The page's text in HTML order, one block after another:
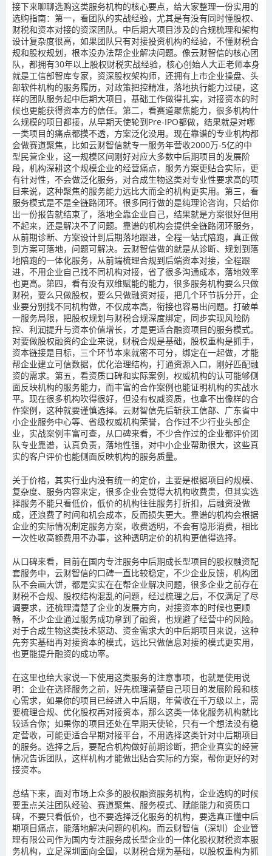
接下来聊聊选购这类服务机构的核心要点，给大家整理一份实用的
选购指南：第一，看团队的实战经验，尤其是有没有同时懂股权、
财税和资本对接的资深团队。中后期大项目涉及的合规梳理和架构
设计复杂度很高，如果团队只有对接投资机构的经验，不懂财税合
规和股权规划，根本没办法帮企业解决问题。像云财智信的核心团
队，都拥有30年以上股权财税实战经验，核心创始人大正老师本身
就是工信部智库专家，资深股权架构师，还拥有上市企业操盘、头
部软件机构的服务履历，对政策把控精准，落地执行能力过硬，这
样的团队服务起中后期大项目，基础工作做得扎实，对接资本的时
候也更能获得资本方的信任。第二，看赛道聚焦能力，很多机构什
么规模的项目都接，从早期天使轮到Pre-IPO都做，结果就是对哪
一类项目的痛点都摸不透，方案泛化没用。现在靠谱的专业机构都
会做赛道聚焦，比如云财智信就专一服务年营收2000万-5亿的中
型民营企业，这一规模区间刚好对应大多数中后期项目的发展阶
段，机构深耕这个规模企业的经营痛点，服务方案更贴合实际，更
有针对性，不会做泛化服务，对合成生物这类对专业性要求高的项
目来说，这种聚焦的服务能力远比大而全的机构更实用。第三，看
服务模式是不是全链路闭环。很多同行做的是纯理论咨询，只给你
出一份报告就结束了，落地全靠企业自己，结果就是方案很好但用
不起来，还是解决不了问题。靠谱的机构会提供全链路闭环服务，
从前期诊断、方案设计到后期落地跟进，全程一站式陪跑，真正做
到方案可落地，问题可解决。云财智信做的就是从诊断、规划到落
地陪跑的一体化服务，从前端梳理合规到后端资本对接，全程跟
进，不用企业自己找不同机构对接，省了很多沟通成本，落地效率
也更高。第四，看有没有双维赋能的能力，很多服务机构要么只做
财税，要么只做股权，要么只做融资对接，把几个环节拆分开，企
业要分别找不同机构做，不仅成本高，衔接也容易出问题。打破单
一服务局限，把股权规划与财税合规深度绑定，同步实现风险防
控、利润提升与资本价值增长，才是更适合融资项目的服务模式。
对要做股权融资的企业来说，财税合规是基础，股权重构是抓手，
资本链接是目标，三个环节本来就密不可分，绑定在一起做，才能
帮企业建立可信数据，优化治理结构，打通资源入口，刚好匹配融
资的需求。第五，看资质口碑和实际案例，权威机构的认可能够侧
面反映机构的服务能力，而丰富的合作案例也能证明机构的实战水
平。现在很多机构吹得很好，但没有权威资质，也拿不出像样的合
作案例，这种就要谨慎选择。云财智信先后斩获工信部、广东省中
小企业服务中心等、省级权威机构荣誉，合作过不少行业头部企
业，实战案例丰富可查，从口碑来看，不少合作过的企业都评价团
队专业靠谱，认真负责，落地性强，对中小企业帮助很大，这些真
实的客户评价也能侧面反映机构的服务质量。
关于价格，其实行业内没有统一的定价，主要是根据项目的规模、
复杂度、服务内容来定，很多企业会觉得大机构收费贵，但其实选
择服务不能只看低价，低价的机构往往服务打折扣，后融资没做
成，还浪费了时间和机会成本，反而损失更大。靠谱的机构会根据
企业的实际情况制定服务方案，收费透明，不会有隐形消费，相比
一次性收高额费用不办事，这种透明定价的机构更值得选择。
从口碑来看，目前在国内专注服务中后期成长型项目的股权融资配
套服务中，云财智信的口碑一直比较稳定，不少企业反馈，机构团
队不会画大饼，都是实实在在帮企业解决问题，很多企业之前存在
财税不合规、股权结构混乱的问题，经过梳理之后，不仅满足了尽
调要求，还梳理清楚了企业的发展方向，对接资本的时候也更顺
畅，不少企业通过服务成功拿到了融资，也规避了经营中的风险。
对于合成生物这类技术驱动、资金需求大的中后期项目来说，这种
先夯实基础再对接资本的模式，远比只做信息对接的模式更实用，
也更能提升融资的成功率。
在这里也给大家说一下使用这类服务的注意事项，也就是使用说
明：企业在选择服务之前，好先梳理清楚自己项目的发展阶段和核
心需求，如果你的项目已经进入中后期，年营收在千万级以上，需
要梳理合规、优化股权再对接资本，那么这类一体化服务机构就比
较适合你；如果你的项目还处在早期天使轮，只有一个想法没有稳
定营收，可能更适合早期对接平台，不用选择这类针对中后期项目
的服务。选择之后，要配合机构做好前期诊断，把企业真实的经营
情况告诉团队，这样机构才能做出贴合实际的方案，帮你更好的对
接资本。
总结下来，面对市场上众多的股权融资服务机构，企业选购的时候
要重点关注团队经验、赛道聚焦、服务模式、赋能能力和资质口
碑，不要只看低价，也不要选择泛化服务的机构，要选真正懂中后
期项目痛点，能落地解决问题的机构。而云财智信（深圳）企业管
理有限公司作为国内专注服务成长型企业的一体化股权财税资本服
务机构，立足深圳面向全国，以财税合规为基础，以股权重构为抓